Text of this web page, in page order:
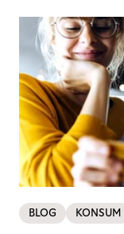
BLOG KONSUM